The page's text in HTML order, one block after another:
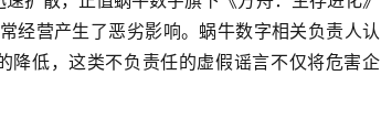
经营产生了恶劣影响。蜗牛数字相关负责人认
降低，这类不负责任的虚假谣言不仅将危害企